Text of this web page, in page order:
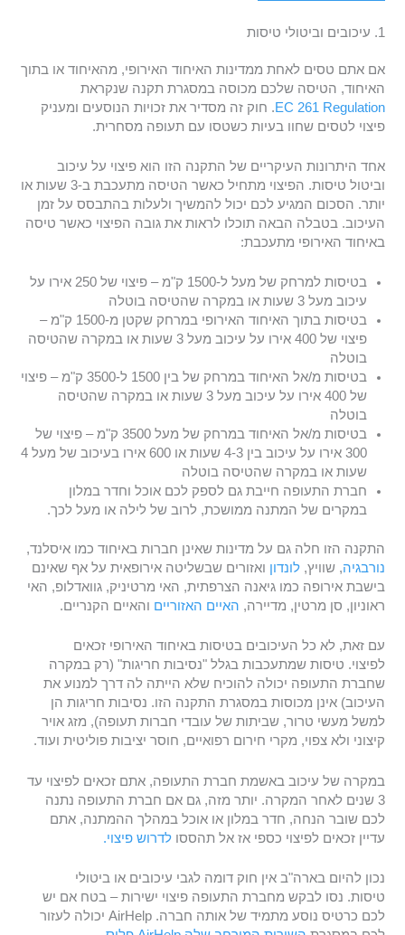
1. עיכובים וביטולי טיסות
אם אתם טסים לאחת ממדינות האיחוד האירופי, מהאיחוד או בתוך
האיחוד, הטיסה שלכם מכוסה במסגרת תקנה שנקראת
EC 261 Regulation. חוק זה מסדיר את זכויות הנוסעים ומעניק
פיצוי לטסים שחוו בעיות כשטסו עם תעופה מסחרית.
אחד היתרונות העיקריים של התקנה הזו הוא פיצוי על עיכוב
וביטול טיסות. הפיצוי מתחיל כאשר הטיסה מתעכבת ב-3 שעות או
יותר. הסכום המגיע לכם יכול להמשיך ולעלות בהתבסס על זמן
העיכוב. בטבלה הבאה תוכלו לראות את גובה הפיצוי כאשר טיסה
באיחוד האירופי מתעכבת:
בטיסות למרחק של מעל ל-1500 ק"מ – פיצוי של 250 אירו על
עיכוב מעל 3 שעות או במקרה שהטיסה בוטלה
בטיסות בתוך האיחוד האירופי במרחק שקטן מ-1500 ק"מ –
פיצוי של 400 אירו על עיכוב מעל 3 שעות או במקרה שהטיסה
בוטלה
בטיסות מ/אל האיחוד במרחק של בין 1500 ל-3500 ק"מ – פיצוי
של 400 אירו על עיכוב מעל 3 שעות או במקרה שהטיסה
בוטלה
בטיסות מ/אל האיחוד במרחק של מעל 3500 ק"מ – פיצוי של
300 אירו על עיכוב בין 4-3 שעות או 600 אירו בעיכוב של מעל 4
שעות או במקרה שהטיסה בוטלה
חברת התעופה חייבת גם לספק לכם אוכל וחדר במלון
במקרים של המתנה ממושכת, לרוב של לילה או מעל לכך.
התקנה הזו חלה גם על מדינות שאינן חברות באיחוד כמו איסלנד,
נורבגיה, שוויץ,לונדון ואזורים שבשליטה אירופאית על אף שאינם
בישבת אירופה כמו גיאנה הצרפתית, האי מרטיניק, גוואדלופ, האי
ראוניון, סן מרטין, מדיירה, האיים האזוריים והאיים הקנריים.
עם זאת, לא כל העיכובים בטיסות באיחוד האירופי זכאים
לפיצוי. טיסות שמתעכבות בגלל "נסיבות חריגות" (רק במקרה
שחברת התעופה יכולה להוכיח שלא הייתה לה דרך למנוע את
העיכוב) אינן מכוסות במסגרת התקנה הזו. נסיבות חריגות הן
למשל מעשי טרור, שביתות של עובדי חברות תעופה), מזג אויר
קיצוני ולא צפוי, מקרי חירום רפואיים, חוסר יציבות פוליטית ועוד.
במקרה של עיכוב באשמת חברת התעופה, אתם זכאים לפיצוי עד
3 שנים לאחר המקרה. יותר מזה, גם אם חברת התעופה נתנה
לכם שובר הנחה, חדר במלון או אוכל במהלך ההמתנה, אתם
עדיין זכאים לפיצוי כספי אז אל תהססולדרוש פיצוי.
נכון להיום בארה"ב אין חוק דומה לגבי עיכובים או ביטולי
טיסות. נסו לבקש מחברת התעופה פיצוי ישירות – בטח אם יש
לכם כרטיס נוסע מתמיד של אותה חברה. AirHelp יכולה לעזור